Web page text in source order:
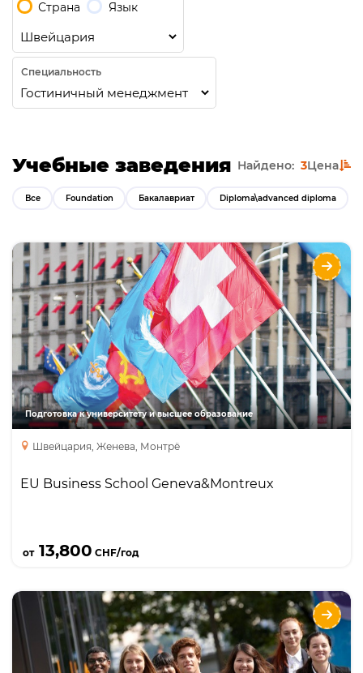
Страна Язык
Специальность
Учебные заведения Найдено: 3Цена
Все Foundation Бакалавриат Diploma\advanced diploma
Подготовка к университету и высшее образование
Швейцария, Женева, Монтрё
EU Business School Geneva&Montreux
от13,800 CHF/год
EU Business School Geneva&Montreux
Курсы
Языки
Направления
Foundation
Бакалавриат
B.H.M.S
Описание
Курсы
Языки
Направления